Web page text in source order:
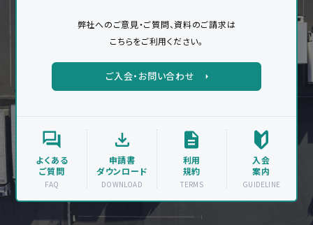
弊社へのご意見・ご質問、資料のご請求は
こちらをご利用ください。
ご入会・お問い合わせ
よくある
ご質問
FAQ
申請書
ダウンロード
DOWNLOAD
利用
規約
TERMS
入会
案内
GUIDELINE